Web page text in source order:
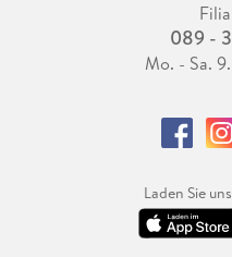
089 -
Mo. - Sa.
Laden Sie